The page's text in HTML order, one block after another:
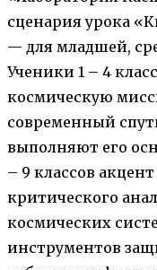
сценария урока
— для младшей,
Ученики 1 – 4
космическую
современный
выполняют его
– 9 классов
критического
космических
инструментов